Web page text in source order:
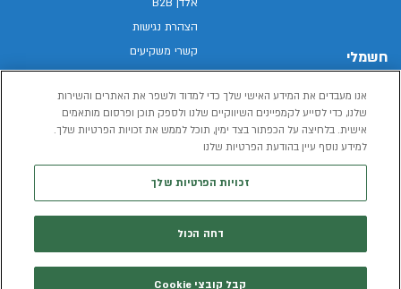
חשמלי
רכב חשמלי
הכל על רכב חשמלי
הצהרת נגישות
קשרי משקיעים
מפת האתר
מדיניות פרטיות
תנאי שימוש
המידע שיימסר על ידך במהלך השימוש באתר יישמר וישמש את אלדן, או צד שלישי,
אנו מעבדים את המידע האישי שלך כדי למדוד ולשפר את האתרים והשירות
שלנו, כדי לסייע לקמפיינים השיווקיים שלנו ולספק תוכן ופרסום מותאמים
אישית. בלחיצה על הכפתור בצד ימין, תוכל לממש את זכויות הפרטיות שלך.
למידע נוסף עיין בהודעת הפרטיות שלנו
זכויות הפרטיות שלך
דחה הכול
קבל קובצי Cookie